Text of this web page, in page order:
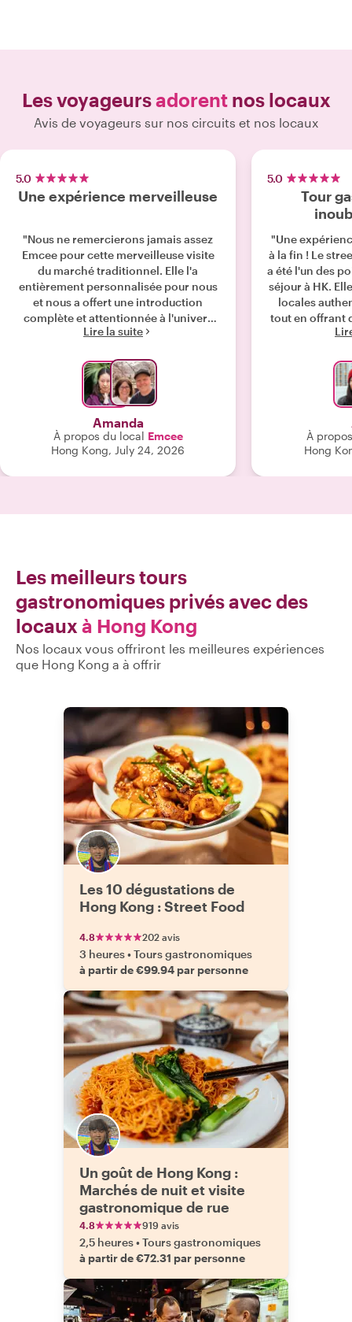
Les voyageursadorentnos locaux
Avis de voyageurs sur nos circuits et nos locaux
5.0
Une expérience merveilleuse
"Nous ne remercierons jamais assez
Emcee pour cette merveilleuse visite
du marché traditionnel. Elle l'a
entièrement personnalisée pour nous
et nous a offert une introduction
complète et attentionnée à l'univers
des marchés locaux, ponctuée de
au long du parcours. Elle était très
compétente et à l'écoute de nos
demandes. Nous ne saurions trop la
remercier ni trop recommander
WithLocals. Nous avons d'ailleurs déjà
conseillé cette visite à des amis !"
Lire la suite
Amanda
À propos du local Emcee
Hong Kong, July 24, 2026
5.0
Tour
"Une
à la fin ! Le
a été l'un des
séjour à HK.
locales
tout en offrant
sur la culture
m'a offert une
vedette ses
analogiques
est excellent
attentionnée.
vivement de
À
Hong
Les meilleurs tours
gastronomiques privés avec des
locaux à Hong Kong
Nos locaux vous offriront les meilleures expériences
que Hong Kong a à offrir
Les 10 dégustations de
Hong Kong : Street Food
4.8 202 avis
3 heures•Tours gastronomiques
à partir de €99.94 par personne
Un goût de Hong Kong :
Marchés de nuit et visite
gastronomique de rue
4.8 919 avis
2,5 heures•Tours gastronomiques
à partir de €72.31 par personne